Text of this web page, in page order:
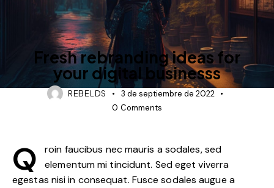
TOP RATED
Fresh rebranding ideas for
your digital businesss
REBELDS
3 de septiembre de 2022
0 Comments
Q
roin faucibus nec mauris a sodales, sed
elementum mi tincidunt. Sed eget viverra
egestas nisi in consequat. Fusce sodales augue a